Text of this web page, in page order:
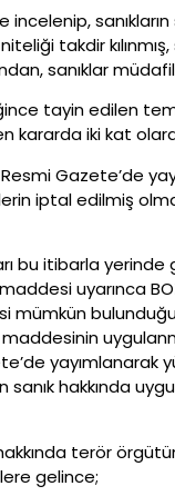
takdir
sanıklar
tayin edilen
kararda iki kat
Gazete’de
iptal edilmiş
bu itibarla
maddesi uyarınca
yayımlanarak
hakkında
hakkında terör
gelince;